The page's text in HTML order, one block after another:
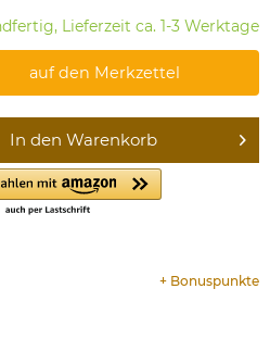
Lieferzeit ca. 1-3 Werktage
auf den Merkzettel
In den Warenkorb
+ Bonuspunkte